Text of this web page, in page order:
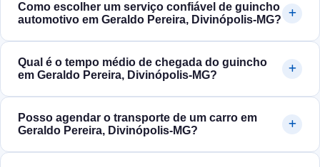
Como escolher um serviço confiável de guincho
automotivo em Geraldo Pereira, Divinópolis‑MG?
Qual é o tempo médio de chegada do guincho
em Geraldo Pereira, Divinópolis‑MG?
Posso agendar o transporte de um carro em
Geraldo Pereira, Divinópolis‑MG?